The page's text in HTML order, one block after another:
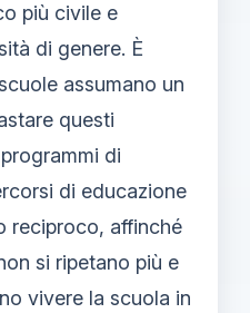
più civile e
di genere. È
assumano un
questi
di
di educazione
reciproco, affinché
si ripetano più e
vivere la scuola in